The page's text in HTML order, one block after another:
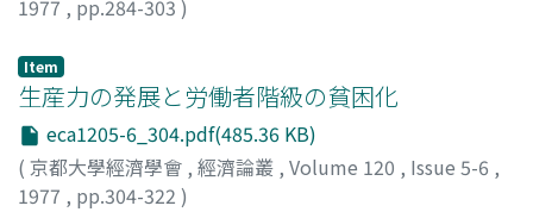
1977 , pp.284-303 )
Item
生産力の発展と労働者階級の貧困化
eca1205-6_304.pdf(485.36 KB)
( 京都大學經濟學會 , 經濟論叢 , Volume 120 , Issue 5-6 ,
1977 , pp.304-322 )